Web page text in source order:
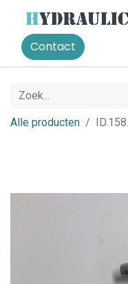
Contact
Alle producten